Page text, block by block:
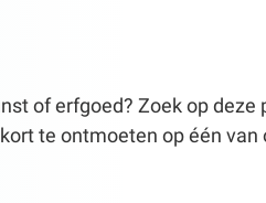
of erfgoed? Zoek op
te ontmoeten op één